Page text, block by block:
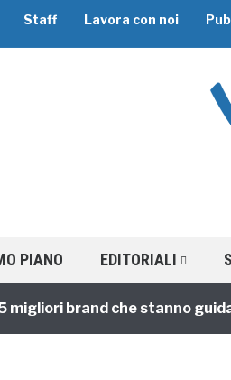
Staff Lavora con noi
PIANO EDITORIALI
brand che stanno guidando